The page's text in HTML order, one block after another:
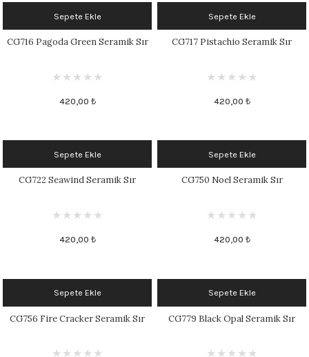
Sepete Ekle
CG716 Pagoda Green Seramik Sır
420,00 ₺
Sepete Ekle
CG717 Pistachio Seramik Sır
420,00 ₺
Sepete Ekle
CG722 Seawind Seramik Sır
420,00 ₺
Sepete Ekle
CG750 Noel Seramik Sır
420,00 ₺
Sepete Ekle
CG756 Fire Cracker Seramik Sır
Sepete Ekle
CG779 Black Opal Seramik Sır